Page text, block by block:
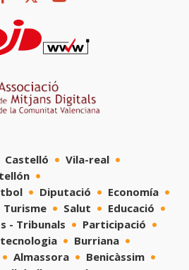
Castelló
Vila-real
Diputació
Economía
Turisme Salut
Educació
- Tribunals
Participació
tecnologia
Burriana
Almassora
Benicàssim